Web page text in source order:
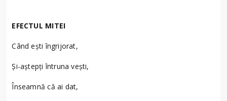
EFECTUL MITEI
Când eşti îngrijorat,
Şi-aştepţi întruna veşti,
Înseamnă că ai dat,